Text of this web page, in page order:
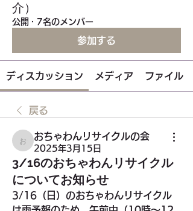
介）
公開 · 7名のメンバー
参加する
ディスカッション メディア ファイル
戻る
おちゃわんリサイクルの会
おちゃわんリサイクルの会
2025年3月15日
3/16のおちゃわんリサイクル
についてお知らせ
3/16（日）のおちゃわんリサイクル